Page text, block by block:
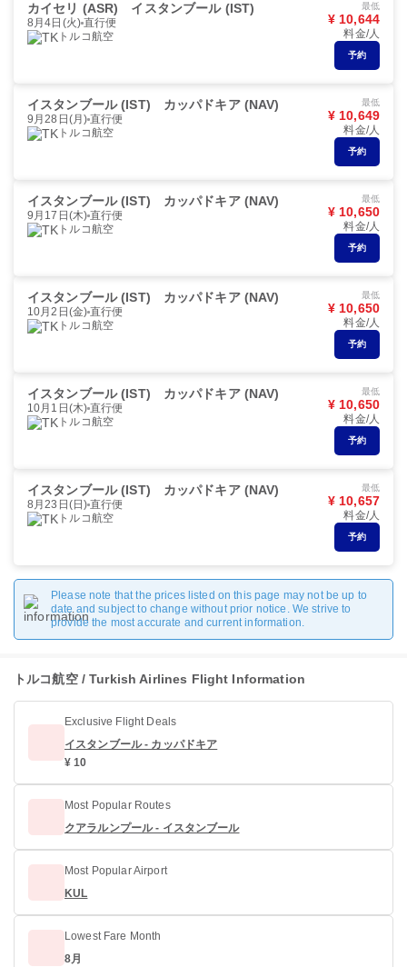
カイセリ (ASR) イスタンブール (IST)
8月4日(火) 直行便
トルコ航空
最低
¥ 10,644
料金/人
予約
イスタンブール (IST) カッパドキア (NAV)
9月28日(月) 直行便
トルコ航空
最低
¥ 10,649
料金/人
予約
イスタンブール (IST) カッパドキア (NAV)
9月17日(木) 直行便
トルコ航空
最低
¥ 10,650
料金/人
予約
イスタンブール (IST) カッパドキア (NAV)
10月2日(金) 直行便
トルコ航空
最低
¥ 10,650
料金/人
予約
イスタンブール (IST) カッパドキア (NAV)
10月1日(木) 直行便
トルコ航空
最低
¥ 10,650
料金/人
予約
イスタンブール (IST) カッパドキア (NAV)
8月23日(日) 直行便
トルコ航空
最低
¥ 10,657
料金/人
予約
Please note that the prices listed on this page may not be up to
date and subject to change without prior notice. We strive to
provide the most accurate and current information.
トルコ航空 / Turkish Airlines Flight Information
Exclusive Flight Deals
イスタンブール - カッパドキア
¥ 10
Most Popular Routes
クアラルンプール - イスタンブール
Most Popular Airport
KUL
Lowest Fare Month
8月